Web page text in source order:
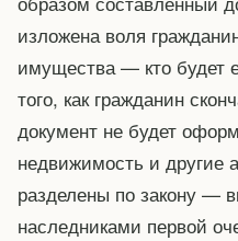
изложена воля
имущества — кто будет
того, как гражданин
документ не будет
недвижимость и другие
разделены по закону —
наследниками первой